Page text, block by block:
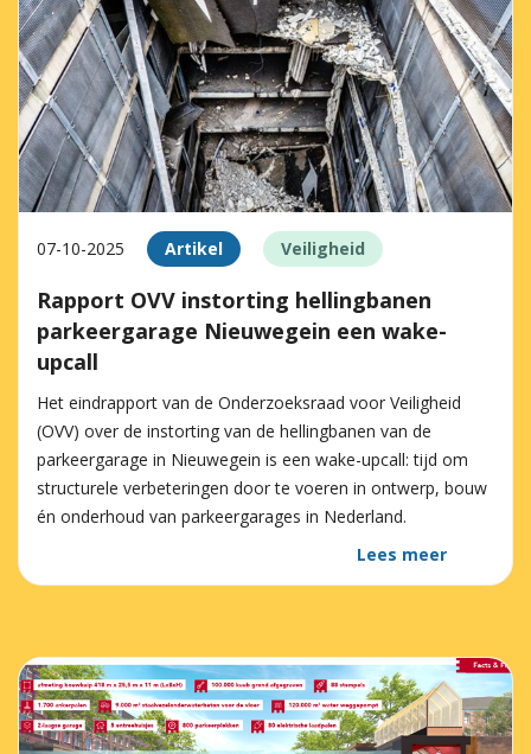
07-10-2025 Artikel Veiligheid
Rapport OVV instorting hellingbanen
parkeergarage Nieuwegein een wake-
upcall
Het eindrapport van de Onderzoeksraad voor Veiligheid
(OVV) over de instorting van de hellingbanen van de
parkeergarage in Nieuwegein is een wake-upcall: tijd om
structurele verbeteringen door te voeren in ontwerp, bouw
én onderhoud van parkeergarages in Nederland.
Lees meer